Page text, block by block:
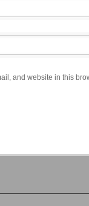
and website in this